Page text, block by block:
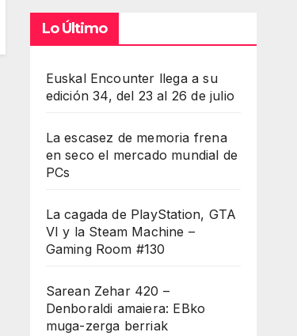
Lo Último
Euskal Encounter llega a su
edición 34, del 23 al 26 de julio
La escasez de memoria frena
en seco el mercado mundial de
PCs
La cagada de PlayStation, GTA
VI y la Steam Machine –
Gaming Room #130
Sarean Zehar 420 –
Denboraldi amaiera: EBko
muga-zerga berriak